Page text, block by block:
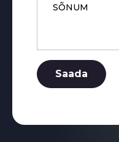
Saada